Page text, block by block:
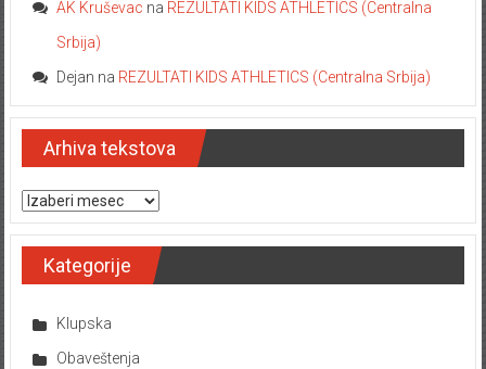
AK Kruševac na REZULTATI KIDS ATHLETICS (Centralna
Srbija)
Dejan na REZULTATI KIDS ATHLETICS (Centralna Srbija)
Arhiva tekstova
Arhiva tekstova
Kategorije
Klupska
Obaveštenja